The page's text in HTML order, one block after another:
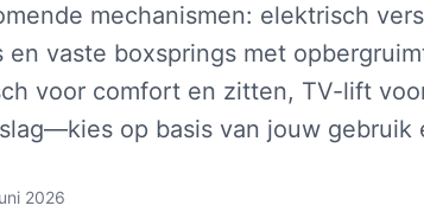
mechanismen: elektrisch
vaste boxsprings met
voor comfort en zitten, TV-lift
op basis van jouw gebruik
2026